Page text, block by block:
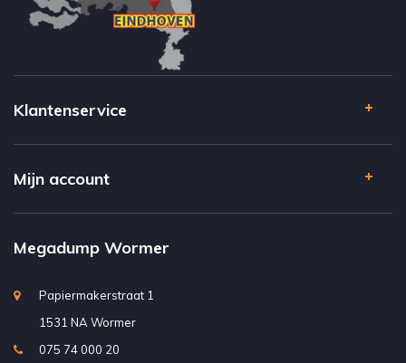
Klantenservice
Mijn account
Megadump Wormer
Papiermakerstraat 1
1531 NA Wormer
075 74 000 20